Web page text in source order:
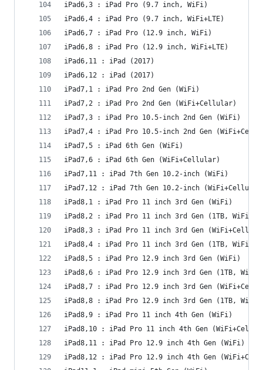
iPad6,3 : iPad Pro (9.7 inch, WiFi)
iPad6,4 : iPad Pro (9.7 inch, WiFi+LTE)
iPad6,7 : iPad Pro (12.9 inch, WiFi)
iPad6,8 : iPad Pro (12.9 inch, WiFi+LTE)
iPad6,11 : iPad (2017)
iPad6,12 : iPad (2017)
iPad7,1 : iPad Pro 2nd Gen (WiFi)
iPad7,2 : iPad Pro 2nd Gen (WiFi+Cellular)
iPad7,3 : iPad Pro 10.5-inch 2nd Gen (WiFi)
iPad7,4 : iPad Pro 10.5-inch 2nd Gen
iPad7,5 : iPad 6th Gen (WiFi)
iPad7,6 : iPad 6th Gen (WiFi+Cellular)
iPad7,11 : iPad 7th Gen 10.2-inch (WiFi)
iPad7,12 : iPad 7th Gen 10.2-inch
iPad8,1 : iPad Pro 11 inch 3rd Gen (WiFi)
iPad8,2 : iPad Pro 11 inch 3rd Gen (1TB, WiFi)
iPad8,3 : iPad Pro 11 inch 3rd Gen
iPad8,4 : iPad Pro 11 inch 3rd Gen (1TB,
iPad8,5 : iPad Pro 12.9 inch 3rd Gen (WiFi)
iPad8,6 : iPad Pro 12.9 inch 3rd Gen (1TB, WiFi)
iPad8,7 : iPad Pro 12.9 inch 3rd Gen
iPad8,8 : iPad Pro 12.9 inch 3rd Gen (1TB,
iPad8,9 : iPad Pro 11 inch 4th Gen (WiFi)
iPad8,10 : iPad Pro 11 inch 4th Gen
iPad8,11 : iPad Pro 12.9 inch 4th Gen (WiFi)
iPad8,12 : iPad Pro 12.9 inch 4th Gen